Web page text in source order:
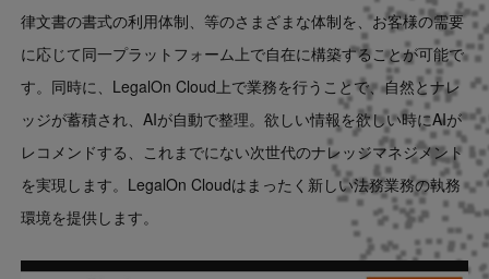
律文書の書式の利用体制、等のさまざまな体制を、お客様の需要
に応じて同一プラットフォーム上で自在に構築することが可能で
す。同時に、LegalOn Cloud上で業務を行うことで、自然とナレ
ッジが蓄積され、AIが自動で整理。欲しい情報を欲しい時にAIが
レコメンドする、これまでにない次世代のナレッジマネジメント
を実現します。LegalOn Cloudはまったく新しい法務業務の執務
環境を提供します。